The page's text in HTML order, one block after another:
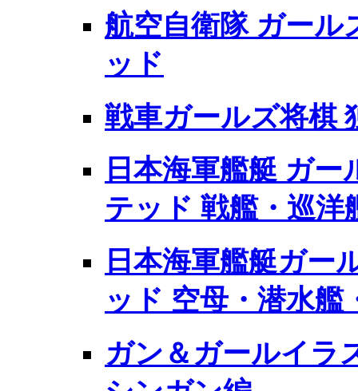
航空自衛隊 ガー
ッド
戦車ガールズ将棋
日本海軍艦艇 ガ
テッド 戦艦・巡洋
日本海軍艦艇ガー
ッド 空母・潜水艦
ガン＆ガールイラ